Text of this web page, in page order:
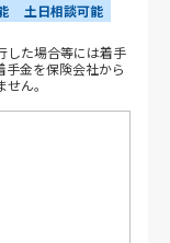
土日相談可能
した場合等には着手
金を保険会社から
ん。